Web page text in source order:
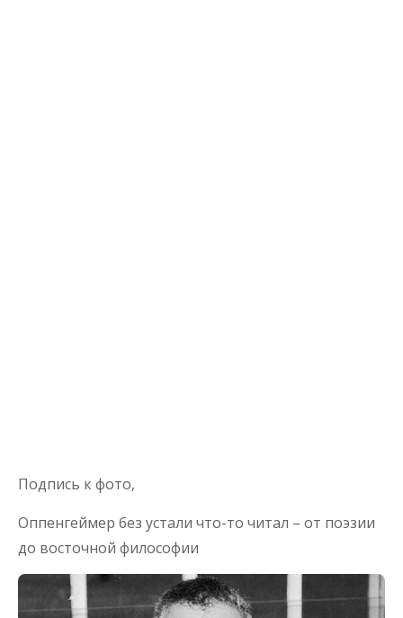
Подпись к фото,
Оппенгеймер без устали что-то читал – от поэзии
до восточной философии